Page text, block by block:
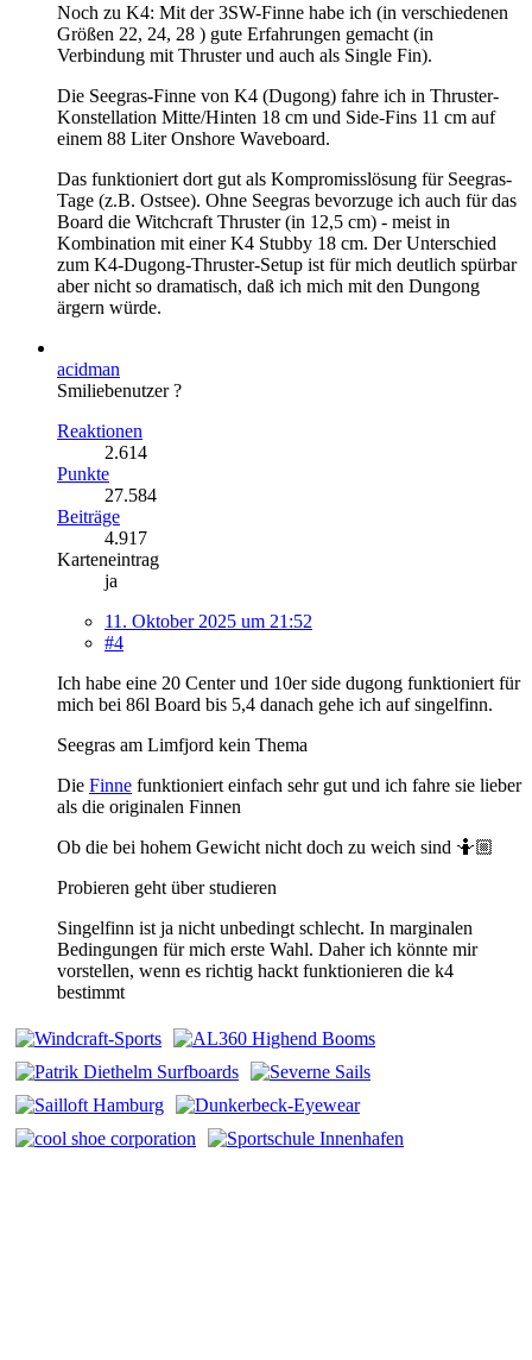
Noch zu K4: Mit der 3SW-Finne habe ich (in verschiedenen
Größen 22, 24, 28 ) gute Erfahrungen gemacht (in
Verbindung mit Thruster und auch als Single Fin).
Die Seegras-Finne von K4 (Dugong) fahre ich in Thruster-
Konstellation Mitte/Hinten 18 cm und Side-Fins 11 cm auf
einem 88 Liter Onshore Waveboard.
Das funktioniert dort gut als Kompromisslösung für Seegras-
Tage (z.B. Ostsee). Ohne Seegras bevorzuge ich auch für das
Board die Witchcraft Thruster (in 12,5 cm) - meist in
Kombination mit einer K4 Stubby 18 cm. Der Unterschied
zum K4-Dugong-Thruster-Setup ist für mich deutlich spürbar
aber nicht so dramatisch, daß ich mich mit den Dungong
ärgern würde.
acidman
Smiliebenutzer ?
Reaktionen
2.614
Punkte
27.584
Beiträge
4.917
Karteneintrag
ja
11. Oktober 2025 um 21:52
#4
Ich habe eine 20 Center und 10er side dugong funktioniert für
mich bei 86l Board bis 5,4 danach gehe ich auf singelfinn.
Seegras am Limfjord kein Thema
Die Finne funktioniert einfach sehr gut und ich fahre sie lieber
als die originalen Finnen
Ob die bei hohem Gewicht nicht doch zu weich sind 🤷🏼
Probieren geht über studieren
Singelfinn ist ja nicht unbedingt schlecht. In marginalen
Bedingungen für mich erste Wahl. Daher ich könnte mir
vorstellen, wenn es richtig hackt funktionieren die k4
bestimmt